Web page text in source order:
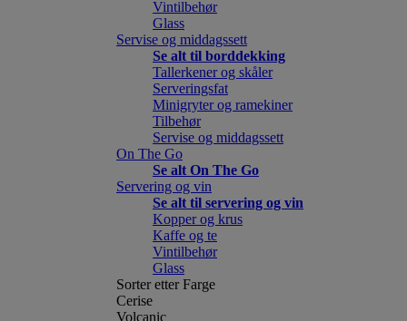
Vintilbehør
Glass
Servise og middagssett
Se alt til borddekking
Tallerkener og skåler
Serveringsfat
Minigryter og ramekiner
Tilbehør
Servise og middagssett
On The Go
Se alt On The Go
Servering og vin
Se alt til servering og vin
Kopper og krus
Kaffe og te
Vintilbehør
Glass
Sorter etter Farge
Cerise
Volcanic